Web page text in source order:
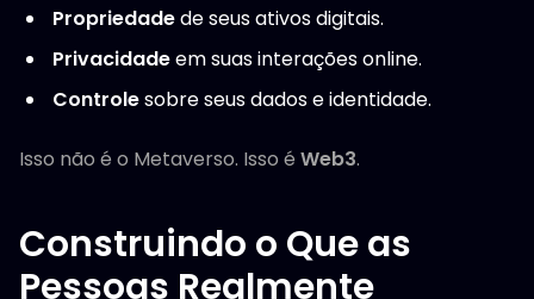
Propriedadede seus ativos digitais.
Privacidadeem suas interações online.
Controlesobre seus dados e identidade.
Isso não é o Metaverso. Isso é Web3.
Construindo o Que as
Pessoas Realmente